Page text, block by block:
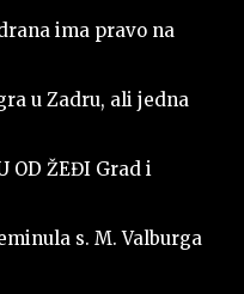
ima pravo na
u Zadru, ali jedna
OD ŽEĐI Grad i
s. M. Valburga